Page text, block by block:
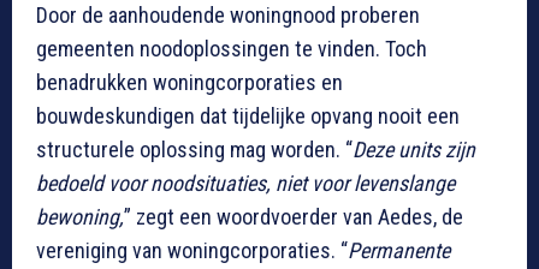
Door de aanhoudende woningnood proberen
gemeenten noodoplossingen te vinden. Toch
benadrukken woningcorporaties en
bouwdeskundigen dat tijdelijke opvang nooit een
structurele oplossing mag worden. “Deze units zijn
bedoeld voor noodsituaties, niet voor levenslange
bewoning,” zegt een woordvoerder van Aedes, de
vereniging van woningcorporaties. “Permanente